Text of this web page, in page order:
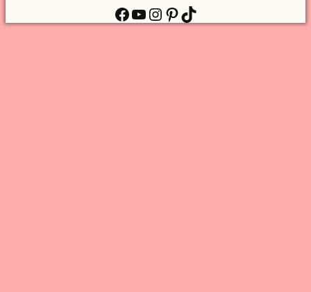
Facebook YouTube Instagram Pinterest TikTok